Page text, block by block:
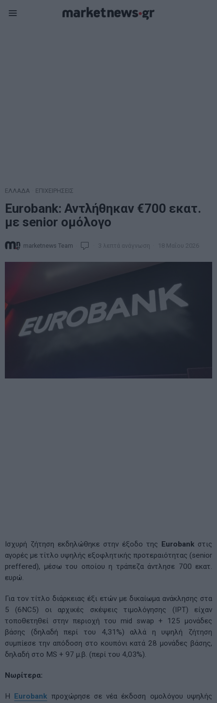
ΕΛΛΑΔΑ ΕΠΙΧΕΙΡΗΣΕΙΣ
Eurobank: Αντλήθηκαν €700 εκατ.
με senior ομόλογο
marketnews Team 3 λεπτά ανάγνωση 18 Μαΐου 2026
Ισχυρή ζήτηση εκδηλώθηκε στην έξοδο της Eurobank στις
αγορές με τίτλο υψηλής εξοφλητικής προτεραιότητας (senior
preffered), μέσω του οποίου η τράπεζα άντλησε 700 εκατ.
ευρώ.
Για τον τίτλο διάρκειας έξι ετών με δικαίωμα ανάκλησης στα
5 (6NC5) οι αρχικές σκέψεις τιμολόγησης (IPT) είχαν
τοποθετηθεί στην περιοχή του mid swap + 125 μονάδες
βάσης (δηλαδή περί του 4,31%) αλλά η υψηλή ζήτηση
συμπίεσε την απόδοση στο κουπόνι κατά 28 μονάδες βάσης,
δηλαδή στο MS + 97 μ.β. (περί του 4,03%).
Νωρίτερα:
Η Eurobank προχώρησε σε νέα έκδοση ομολόγου υψηλής